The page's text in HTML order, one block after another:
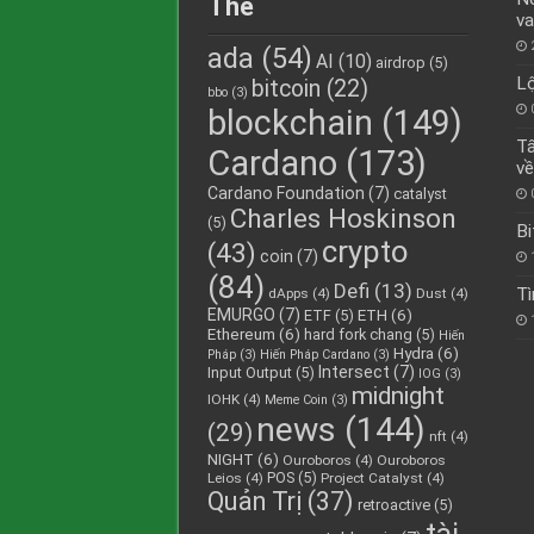
Thẻ
ada (54) AI (10) airdrop (5)
bbo(3) bitcoin (22)
blockchain (149)
Cardano (173)
Cardano Foundation (7) catalyst
(5) Charles Hoskinson
(43) coin (7) crypto
(84) dApps (4) Defi (13) Dust (4)
EMURGO (7) ETF(5) ETH (6)
Ethereum (6) hard fork chang (5) Hiến
Pháp(3) Hiến Pháp Cardano(3) Hydra (6)
Input Output(5) Intersect (7) IOG (3)
IOHK(4) Meme Coin (3) midnight
(29) news (144) nft (4)
NIGHT (6) Ouroboros (4) Ouroboros
Leios (4) POS(5) Project Catalyst (4)
Quản Trị (37) retroactive(5)